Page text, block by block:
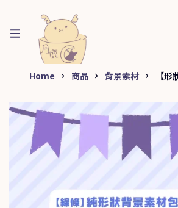
Home 商品 背景素材 【